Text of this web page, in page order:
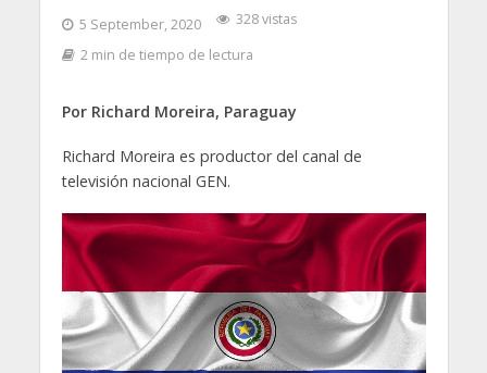
5 September, 2020
328 vistas
2 min de tiempo de lectura
Por Richard Moreira, Paraguay
Richard Moreira es productor del canal de
televisión nacional GEN.